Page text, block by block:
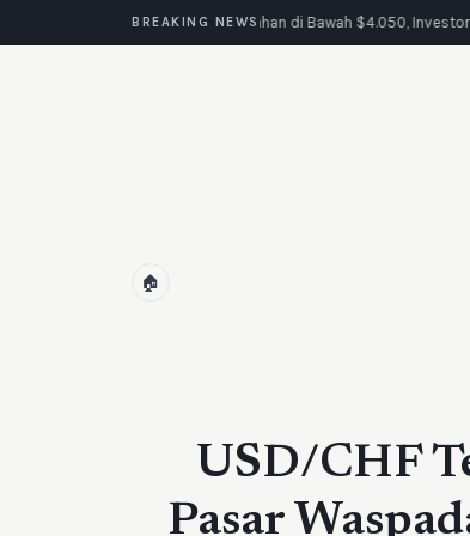
BREAKING NEWS
Emas Tertahan di Bawah $4.050, Investor
🏠
USD/CHF
Pasar